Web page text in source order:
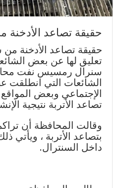
حقيقة تصاعد
حقيقة تصاعد الأدخنة
تعليق لها عن بعض
سنرال رمسيس نفت
الشائعات التي انطلقت
الإجتماعي وبعض
تصاعد الأتربة نتيجية
وقالت المحافظة أن تراكم
بتصاعد الأتربة ، ويأتي
داخل السنترال.